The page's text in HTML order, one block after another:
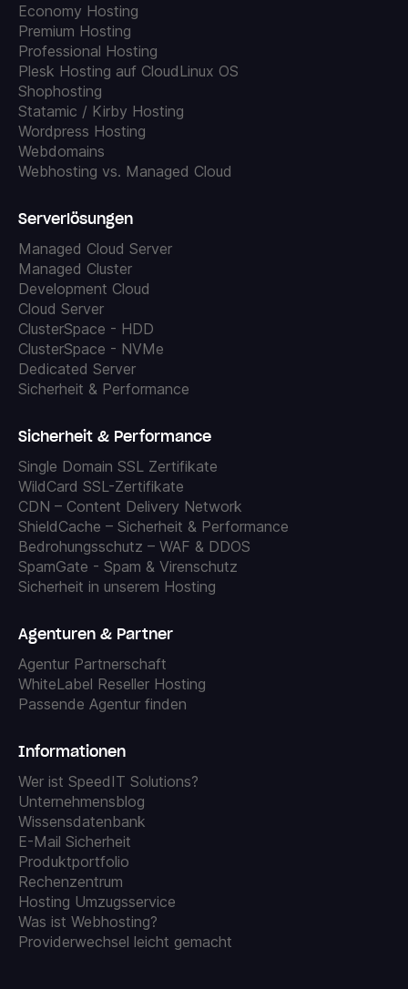
Economy Hosting
Premium Hosting
Professional Hosting
Plesk Hosting auf CloudLinux OS
Shophosting
Statamic / Kirby Hosting
Wordpress Hosting
Webdomains
Webhosting vs. Managed Cloud
Serverlösungen
Managed Cloud Server
Managed Cluster
Development Cloud
Cloud Server
ClusterSpace - HDD
ClusterSpace - NVMe
Dedicated Server
Sicherheit & Performance
Sicherheit & Performance
Single Domain SSL Zertifikate
WildCard SSL-Zertifikate
CDN – Content Delivery Network
ShieldCache – Sicherheit & Performance
Bedrohungsschutz – WAF & DDOS
SpamGate - Spam & Virenschutz
Sicherheit in unserem Hosting
Agenturen & Partner
Agentur Partnerschaft
WhiteLabel Reseller Hosting
Passende Agentur finden
Informationen
Wer ist SpeedIT Solutions?
Unternehmensblog
Wissensdatenbank
E-Mail Sicherheit
Produktportfolio
Rechenzentrum
Hosting Umzugsservice
Was ist Webhosting?
Providerwechsel leicht gemacht